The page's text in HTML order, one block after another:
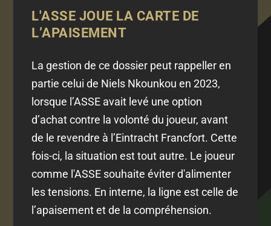
L'ASSE JOUE LA CARTE DE
L’APAISEMENT
La gestion de ce dossier peut rappeller en
partie celui de Niels Nkounkou en 2023,
lorsque l’ASSE avait levé une option
d’achat contre la volonté du joueur, avant
de le revendre à l’Eintracht Francfort. Cette
fois-ci, la situation est tout autre. Le joueur
comme l'ASSE souhaite éviter d'alimenter
les tensions. En interne, la ligne est celle de
l’apaisement et de la compréhension.